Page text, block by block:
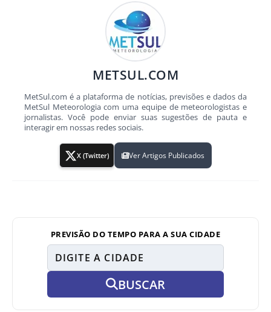
METSUL.COM
MetSul.com é a plataforma de notícias, previsões e dados da
MetSul Meteorologia com uma equipe de meteorologistas e
jornalistas. Você pode enviar suas sugestões de pauta e
interagir em nossas redes sociais.
X (Twitter) Ver Artigos Publicados
PREVISÃO DO TEMPO PARA A SUA CIDADE
BUSCAR